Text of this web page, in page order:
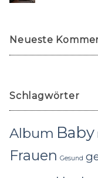
Neueste
Schlagwörter
Album Baby
Frauen Gesund